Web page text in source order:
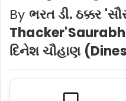
By ભરત ડી. ઠક્કર
દિનેશ ચૌહાણ